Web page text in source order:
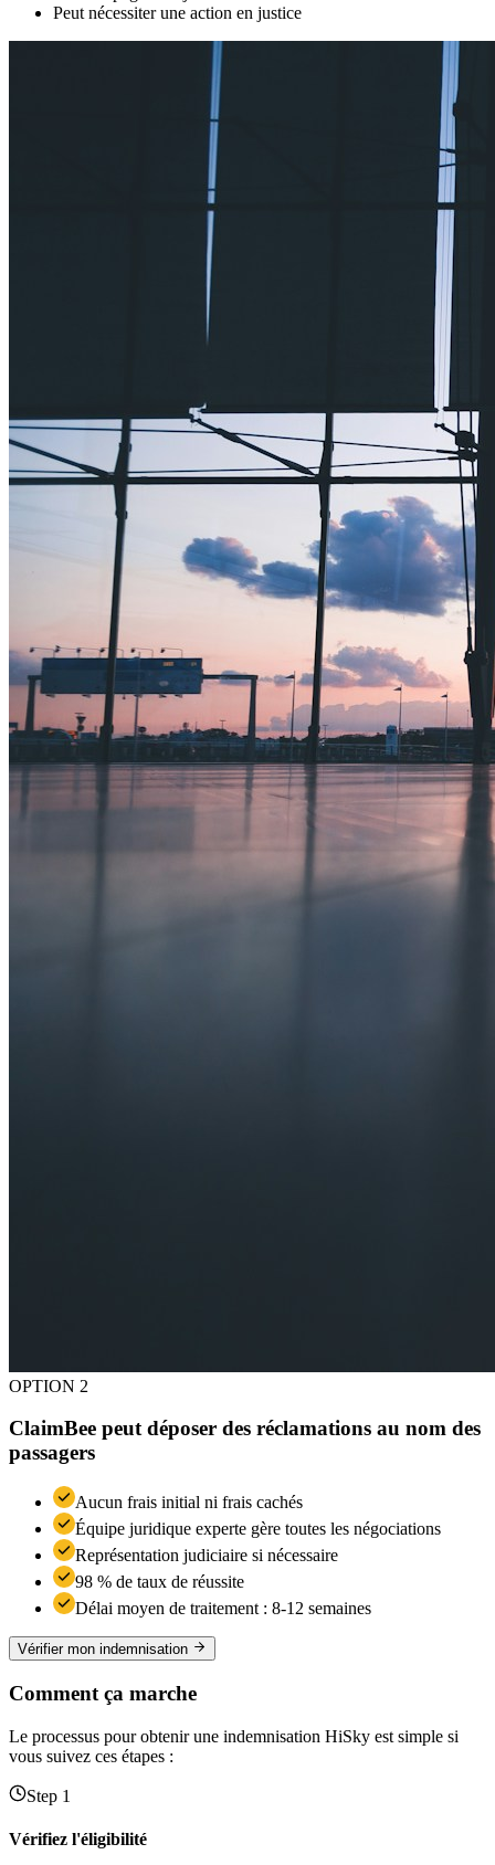
Peut nécessiter une action en justice
OPTION 2
ClaimBee peut déposer des réclamations au nom des
passagers
Aucun frais initial ni frais cachés
Équipe juridique experte gère toutes les négociations
Représentation judiciaire si nécessaire
98 % de taux de réussite
Délai moyen de traitement : 8-12 semaines
Vérifier mon indemnisation
Comment ça marche
Le processus pour obtenir une indemnisation HiSky est simple si
vous suivez ces étapes :
Step 1
Vérifiez l'éligibilité